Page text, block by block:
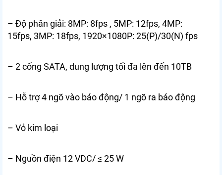
– Độ phân giải: 8MP: 8fps , 5MP: 12fps, 4MP:
15fps, 3MP: 18fps, 1920×1080P: 25(P)/30(N) fps
– 2 cổng SATA, dung lượng tối đa lên đến 10TB
– Hỗ trợ 4 ngõ vào báo động/ 1 ngõ ra báo động
– Vỏ kim loại
– Nguồn điện 12 VDC/ ≤ 25 W